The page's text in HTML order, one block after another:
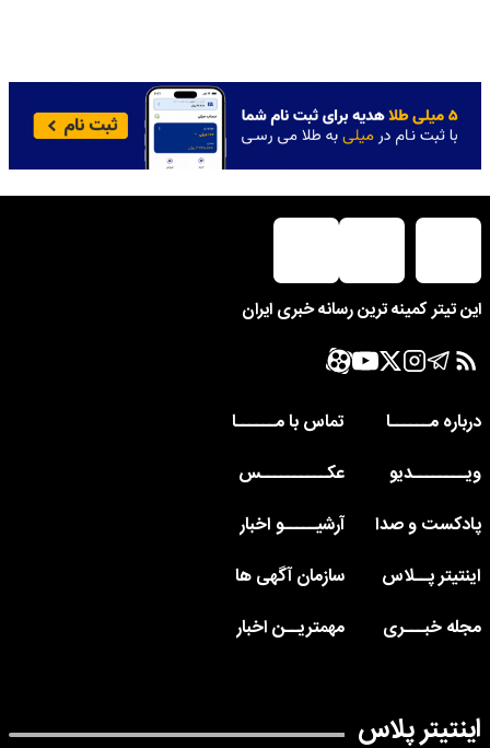
این تیتر کمینه ترین رسانه خبری ایران
درباره مــــــا
تماس با مــــــا
ویــــــــدیو
عکــــــــــس
پادکست و صدا
آرشیـــــو اخبار
اینتیتر پــلاس
سازمان آگهی ها
مجله خبـــری
مهمتریــن اخبار
اینتیتر پلاس